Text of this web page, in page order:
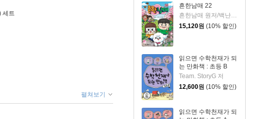
흔한남매 22
흔한남매 원저/백난도 글/유난희 그림/흔한컴퍼니 감수
15,120원 (10% 할인)
읽으면 수학천재가 되
는 만화책 : 초등 B
Team. StoryG 저
12,600원 (10% 할인)
읽으면 수학천재가 되
세트
펼쳐보기